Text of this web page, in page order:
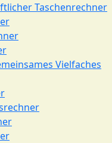
Taschenrechner
Vielfaches